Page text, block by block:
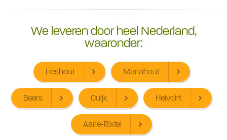
We leveren door heel Nederland,
waaronder:
Lieshout Mariahout
Beers Cuijk Helvoirt
Aarle-Rixtel